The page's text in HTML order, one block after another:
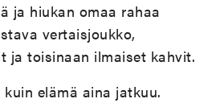
ja hiukan omaa rahaa
vertaisjoukko,
ja toisinaan ilmaiset kahvit.
elämä aina jatkuu.